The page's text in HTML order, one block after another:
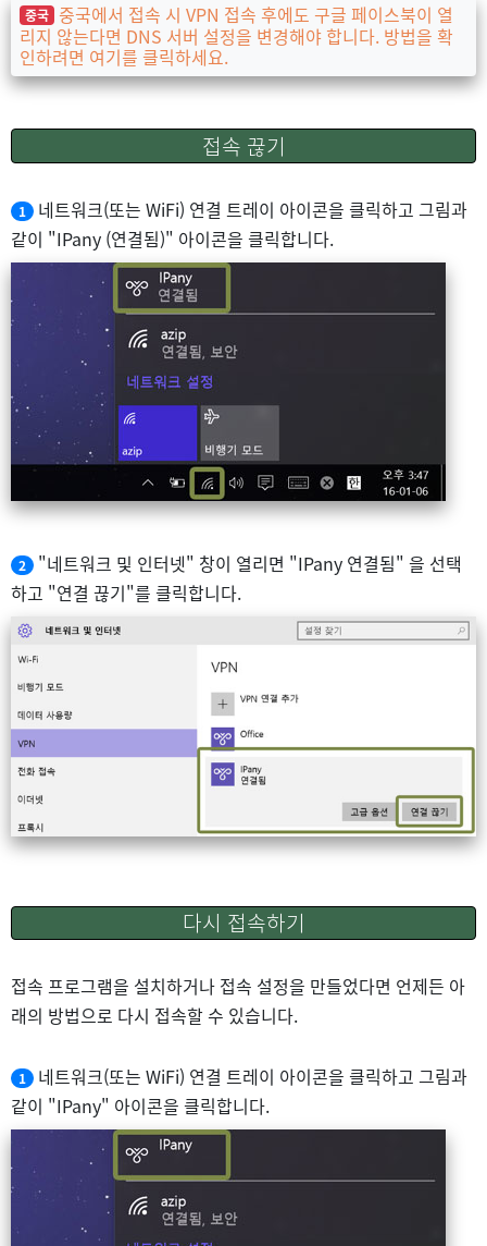
중국 중국에서 접속 시 VPN 접속 후에도 구글 페이스북이 열
리지 않는다면 DNS 서버 설정을 변경해야 합니다. 방법을 확
인하려면 여기를 클릭하세요.
접속 끊기
1
네트워크(또는 WiFi) 연결 트레이 아이콘을 클릭하고 그림과
같이 "IPany (연결됨)" 아이콘을 클릭합니다.
2
"네트워크 및 인터넷" 창이 열리면 "IPany 연결됨" 을 선택
하고 "연결 끊기"를 클릭합니다.
다시 접속하기
접속 프로그램을 설치하거나 접속 설정을 만들었다면 언제든 아
래의 방법으로 다시 접속할 수 있습니다.
1
네트워크(또는 WiFi) 연결 트레이 아이콘을 클릭하고 그림과
같이 "IPany" 아이콘을 클릭합니다.